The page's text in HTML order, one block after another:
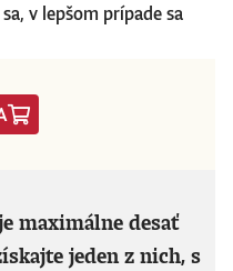
v lepšom prípade sa
maximálne desať
jeden z nich, s